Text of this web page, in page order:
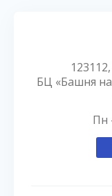
БЦ «Башня
Пн